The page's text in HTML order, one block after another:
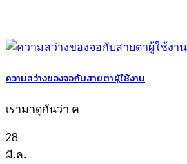
ความสว่างของจอกับสายตาผู้ใช้งาน
เรามาดูกันว่า ค
28
มี.ค.